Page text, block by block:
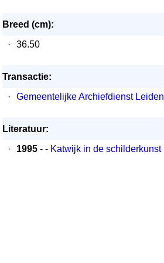
Breed (cm):
·
36.50
Transactie:
·
Gemeentelijke Archiefdienst Leiden
Literatuur:
·
1995 - - Katwijk in de schilderkunst